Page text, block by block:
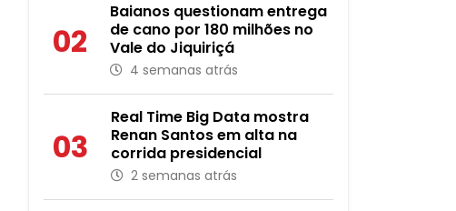
02
Baianos questionam entrega
de cano por 180 milhões no
Vale do Jiquiriçá
4 semanas atrás
03
Real Time Big Data mostra
Renan Santos em alta na
corrida presidencial
2 semanas atrás